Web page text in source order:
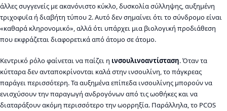
άλλες συγγενείς με ακανόνιστο κύκλο, δυσκολία σύλληψης, αυξημένη
τριχοφυΐα ή διαβήτη τύπου 2. Αυτό δεν σημαίνει ότι το σύνδρομο είναι
«καθαρά κληρονομικό», αλλά ότι υπάρχει μια βιολογική προδιάθεση
που εκφράζεται διαφορετικά από άτομο σε άτομο.
Κεντρικό ρόλο φαίνεται να παίζει η ινσουλινοαντίσταση. Όταν τα
κύτταρα δεν ανταποκρίνονται καλά στην ινσουλίνη, το πάγκρεας
παράγει περισσότερη. Τα αυξημένα επίπεδα ινσουλίνης μπορούν να
ενισχύσουν την παραγωγή ανδρογόνων από τις ωοθήκες και να
διαταράξουν ακόμη περισσότερο την ωορρηξία. Παράλληλα, το PCOS